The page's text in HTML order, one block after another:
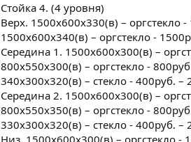
Стойка 4. (4 уровня)
Верх. 1500х600х330(в) – оргстекло -
1500х600х340(в) – оргстекло -
Середина 1. 1500х600х300(в) –
800х550х300(в) – оргстекло -
340х300х320(в) – стекло - 400руб. –
Середина 2. 1500х600х300(в) –
800х550х350(в) – оргстекло -
330х300х320(в) – стекло - 400руб. –
Низ. 1500х600х300(в) – оргстекло -